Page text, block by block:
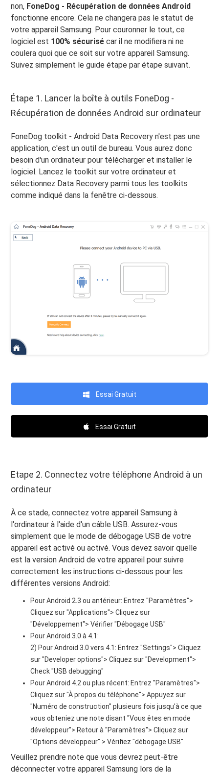
non, FoneDog - Récupération de données Android
fonctionne encore. Cela ne changera pas le statut de
votre appareil Samsung. Pour couronner le tout, ce
logiciel est 100% sécurisé car il ne modifiera ni ne
coulera quoi que ce soit sur votre appareil Samsung.
Suivez simplement le guide étape par étape suivant.
Étape 1. Lancer la boîte à outils FoneDog -
Récupération de données Android sur ordinateur
FoneDog toolkit - Android Data Recovery n'est pas une
application, c'est un outil de bureau. Vous aurez donc
besoin d'un ordinateur pour télécharger et installer le
logiciel. Lancez le toolkit sur votre ordinateur et
sélectionnez Data Recovery parmi tous les toolkits
comme indiqué dans la fenêtre ci-dessous.
Essai Gratuit
Essai Gratuit
Etape 2. Connectez votre téléphone Android à un
ordinateur
À ce stade, connectez votre appareil Samsung à
l'ordinateur à l'aide d'un câble USB. Assurez-vous
simplement que le mode de débogage USB de votre
appareil est activé ou activé. Vous devez savoir quelle
est la version Android de votre appareil pour suivre
correctement les instructions ci-dessous pour les
différentes versions Android:
Pour Android 2.3 ou antérieur: Entrez "Paramètres">
Cliquez sur "Applications"> Cliquez sur
"Développement"> Vérifier "Débogage USB"
Pour Android 3.0 à 4.1:
2) Pour Android 3.0 vers 4.1: Entrez "Settings"> Cliquez
sur "Developer options"> Cliquez sur "Development">
Check "USB debugging"
Pour Android 4.2 ou plus récent: Entrez "Paramètres">
Cliquez sur "À propos du téléphone"> Appuyez sur
"Numéro de construction" plusieurs fois jusqu'à ce que
vous obteniez une note disant "Vous êtes en mode
développeur"> Retour à "Paramètres"> Cliquez sur
"Options développeur" > Vérifiez "débogage USB"
Veuillez prendre note que vous devrez peut-être
déconnecter votre appareil Samsung lors de la